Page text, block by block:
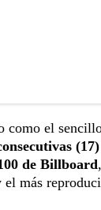
como el
de Billboard
más